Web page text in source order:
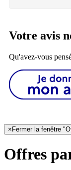
Votre avis
Qu'avez-vous
× Fermer la fenêtre
Offres